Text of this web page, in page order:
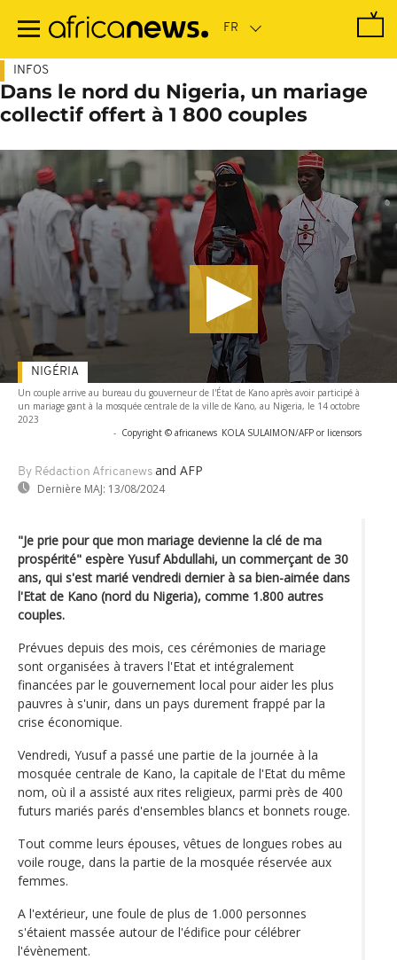
contenu
INFOS
Dans le nord du Nigeria, un mariage
collectif offert à 1 800 couples
Un couple arrive au bureau du gouverneur de l'État de Kano après avoir participé à
un mariage gant à la mosquée centrale de la ville de Kano, au Nigeria, le 14 octobre
2023
- Copyright © africanews KOLA SULAIMON/AFP or licensors
By Rédaction Africanews and AFP
Dernière MAJ: 13/08/2024
NIGÉRIA
"Je prie pour que mon mariage devienne la clé de ma
prospérité" espère Yusuf Abdullahi, un commerçant de 30
ans, qui s'est marié vendredi dernier à sa bien-aimée dans
l'Etat de Kano (nord du Nigeria), comme 1.800 autres
couples.
Prévues depuis des mois, ces cérémonies de mariage
sont organisées à travers l'Etat et intégralement
financées par le gouvernement local pour aider les plus
pauvres à s'unir, dans un pays durement frappé par la
crise économique.
Vendredi, Yusuf a passé une partie de la journée à la
mosquée centrale de Kano, la capitale de l'Etat du même
nom, où il a assisté aux rites religieux, parmi près de 400
futurs mariés parés d'ensembles blancs et bonnets rouge.
Tout comme leurs épouses, vêtues de longues robes au
voile rouge, dans la partie de la mosquée réservée aux
femmes.
A l'extérieur, une foule de plus de 1.000 personnes
s'étaient massée autour de l'édifice pour célébrer
l'évènement.